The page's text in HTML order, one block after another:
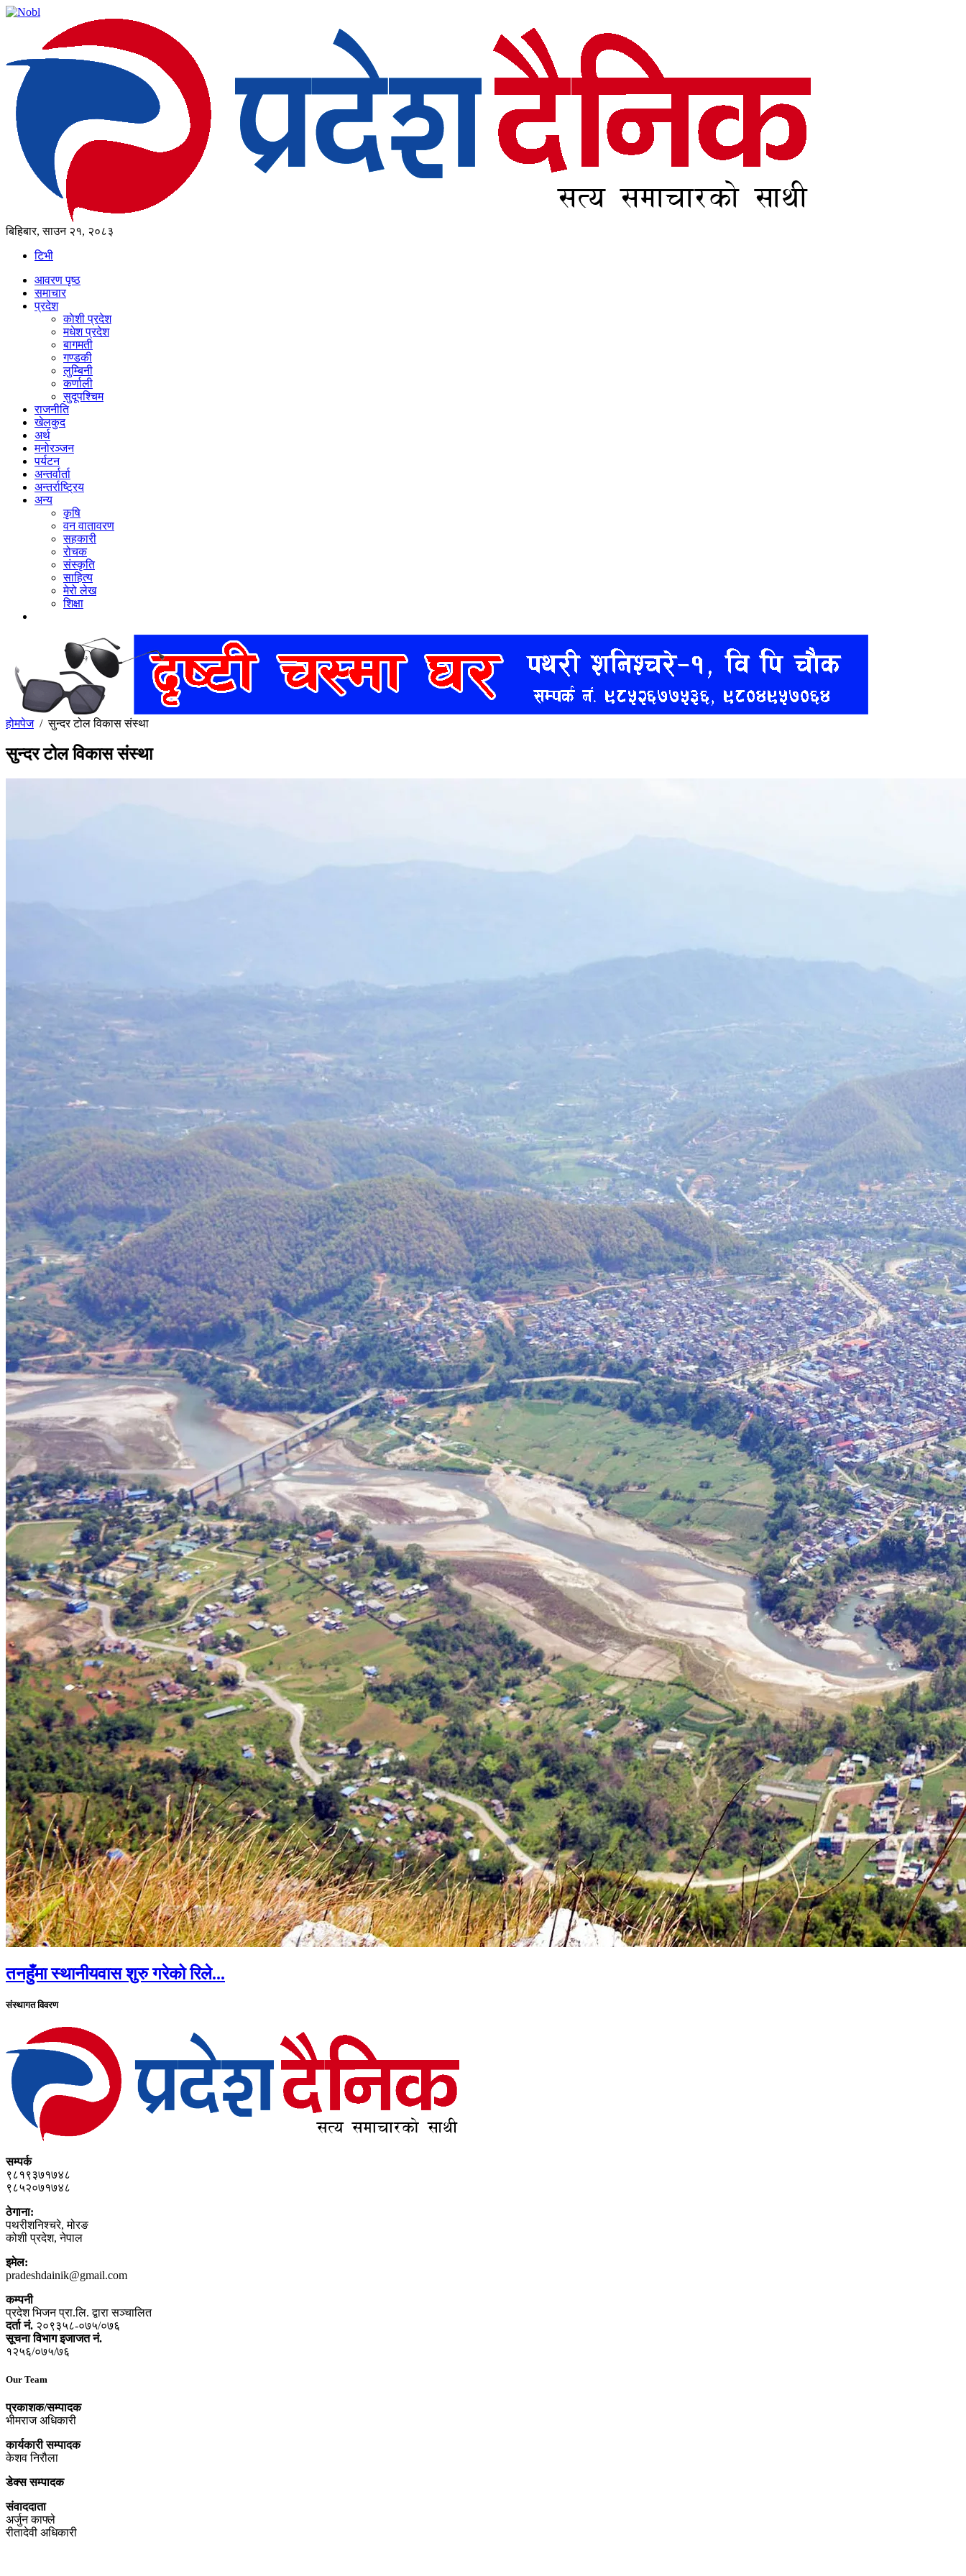
बिहिबार, साउन २१, २०८३
टिभी
आवरण पृष्‍ठ
समाचार
प्रदेश
काेशी प्रदेश
मधेश प्रदेश
बागमती
गण्डकी
लुम्बिनी
कर्णाली
सुदूपश्‍चिम
राजनीति
खेलकुद
अर्थ
मनोरञ्‍जन
पर्यटन
अन्तर्वार्ता
अन्तर्राष्‍ट्रिय
अन्य
कृषि
वन वातावरण
सहकारी
रोचक
संस्कृति
साहित्य
मेरो लेख
शिक्षा
होमपेज/सुन्दर टोल विकास संस्था
सुन्दर टोल विकास संस्था
तनहुँमा स्थानीयवास शुरु गरेको रिले...
संस्थागत विवरण
सम्पर्क
९८१९३७१७४८
९८५२०७१७४८
ठेगाना:
पथरीशनिश्‍चरे, मोरङ
कोशी प्रदेश, नेपाल
इमेल:
pradeshdainik@gmail.com
कम्पनी
प्रदेश भिजन प्रा.लि. द्वारा सञ्‍चालित
दर्ता नं. २०९३५८-०७५/०७६
सूचना विभाग इजाजत नं.
१२५६/०७५/७६
Our Team
प्रकाशक/सम्पादक
भीमराज अधिकारी
कार्यकारी सम्पादक
केशव निरौला
डेक्स सम्पादक
संवाददाता
अर्जुन काफ्ले
रीतादेवी अधिकारी